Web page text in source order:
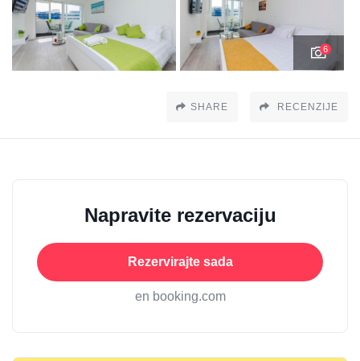
6
SHARE RECENZIJE
Napravite rezervaciju
Rezervirajte sada
en booking.com